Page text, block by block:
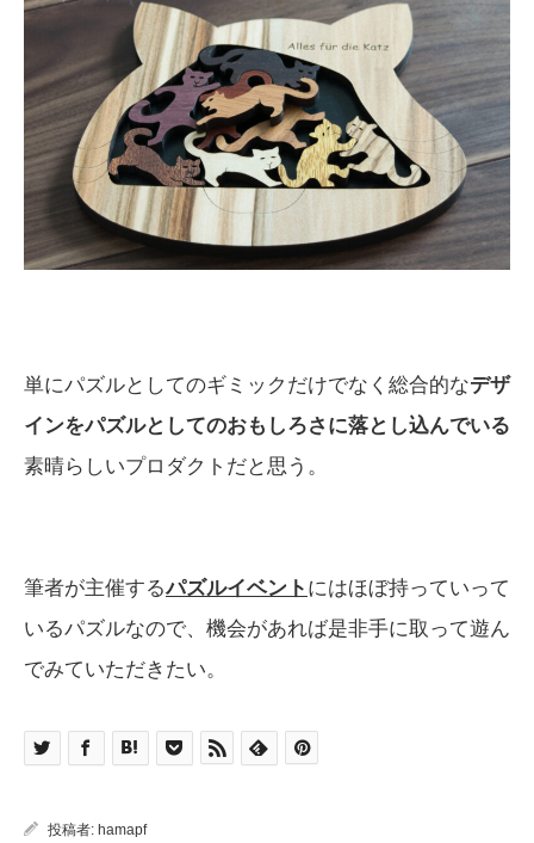
単にパズルとしてのギミックだけでなく総合的なデザ
インをパズルとしてのおもしろさに落とし込んでいる
素晴らしいプロダクトだと思う。
筆者が主催するパズルイベント にはほぼ持っていって
いるパズルなので、機会があれば是非手に取って遊ん
でみていただきたい。
投稿者: hamapf